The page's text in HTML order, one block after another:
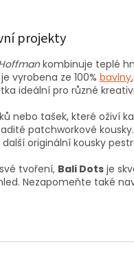
projekty
kombinuje teplé
vyrobena ze 100% bavlny
ideální pro různé
nebo tašek, které oživí
patchworkové
originální kousky
tvoření, Bali Dots je
Nezapomeňte také